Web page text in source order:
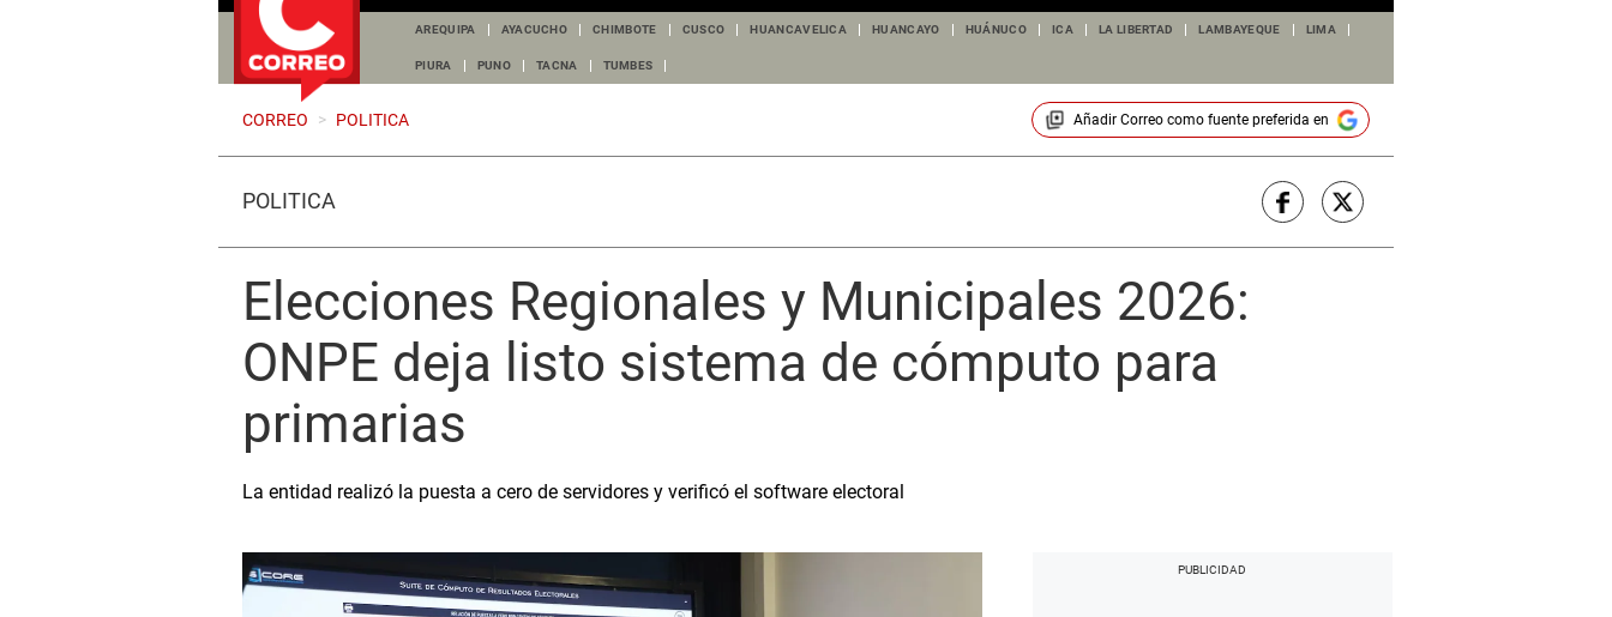
de
AREQUIPA AYACUCHO CHIMBOTE CUSCO HUANCAVELICA HUANCAYO HUÁNUCO ICA LA LIBERTAD LAMBAYEQUE LIMA
PIURA PUNO TACNA TUMBES
CORREO > POLITICA Añadir Correocomo fuente preferida en
POLÍTICA
Elecciones Regionales y Municipales 2026:
ONPE deja listo sistema de cómputo para
primarias
La entidad realizó la puesta a cero de servidores y verificó el software electoral